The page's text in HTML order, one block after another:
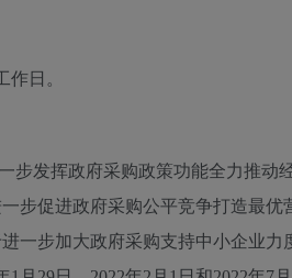
作日。
步发挥政府采购政策功能全力推动
步促进政府采购公平竞争打造最优
一步加大政府采购支持中小企业